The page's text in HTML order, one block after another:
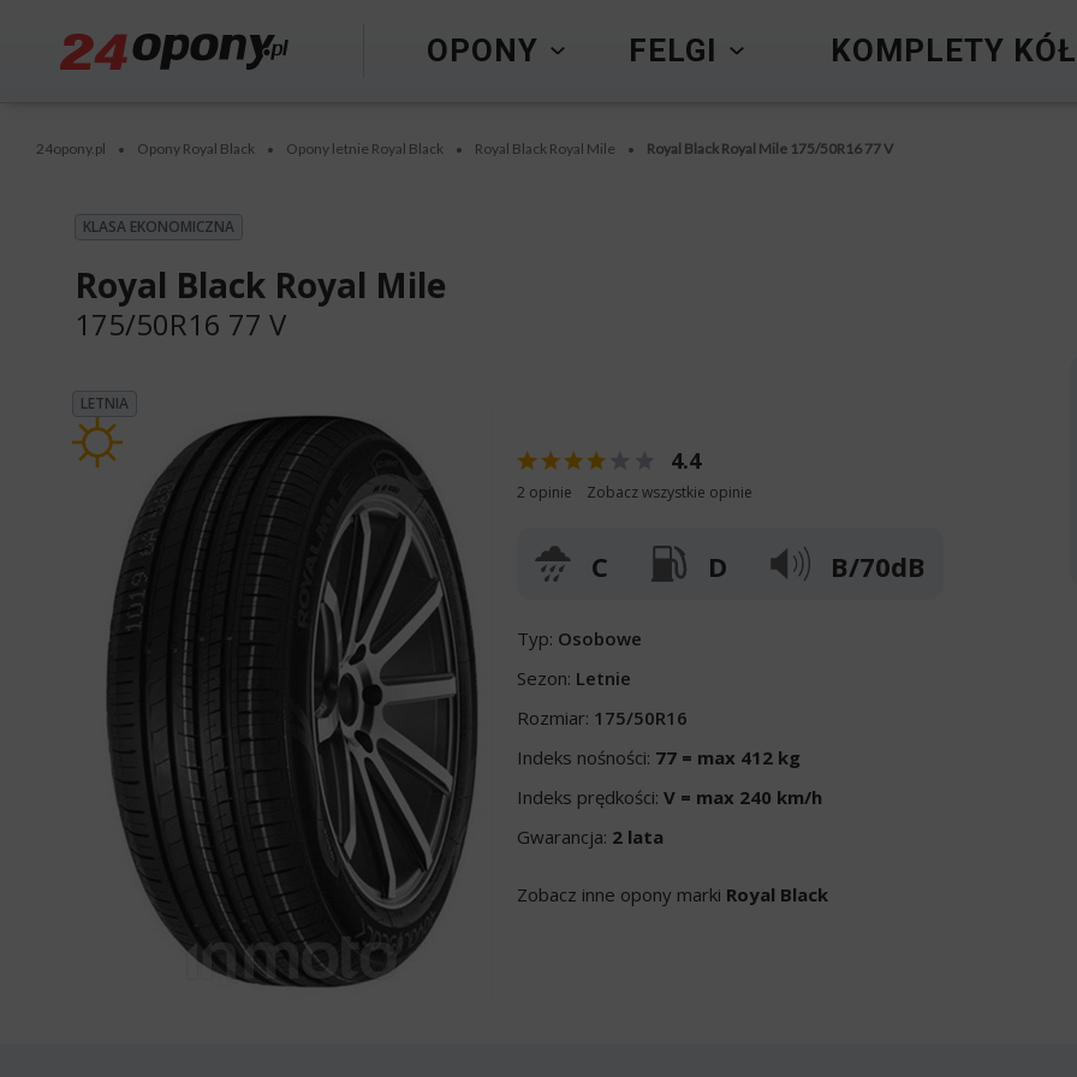
OPONY FELGI KOMPLETY KÓŁ
24opony.pl • Opony Royal Black • Opony letnie Royal Black • Royal Black Royal Mile • Royal Black Royal Mile 175/50R16 77 V
KLASA EKONOMICZNA
Royal Black Royal Mile
175/50R16 77 V
LETNIA
4.4
2 opinie Zobacz wszystkie opinie
C D B/70dB
Typ: Osobowe
Sezon: Letnie
Rozmiar: 175/50R16
Indeks nośności: 77 = max 412 kg
Indeks prędkości:V = max 240 km/h
Gwarancja: 2 lata
Zobacz inne opony marki Royal Black